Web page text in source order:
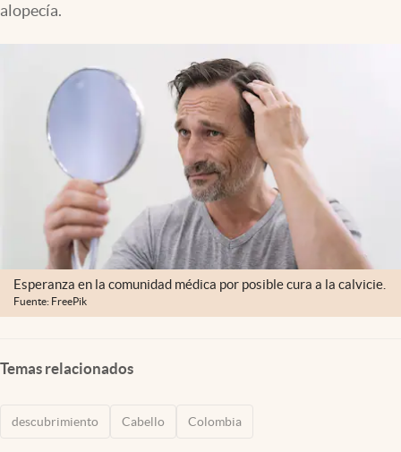
alopecía.
Esperanza en la comunidad médica por posible cura a la calvicie.
Fuente: FreePik
Temas relacionados
descubrimiento Cabello Colombia